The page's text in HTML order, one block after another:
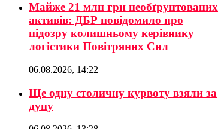
Майже 21 млн грн необґрунтованих
активів: ДБР повідомило про
підозру колишньому керівнику
логістики Повітряних Сил
06.08.2026, 14:22
Ще одну столичну курвоту взяли за
дупу